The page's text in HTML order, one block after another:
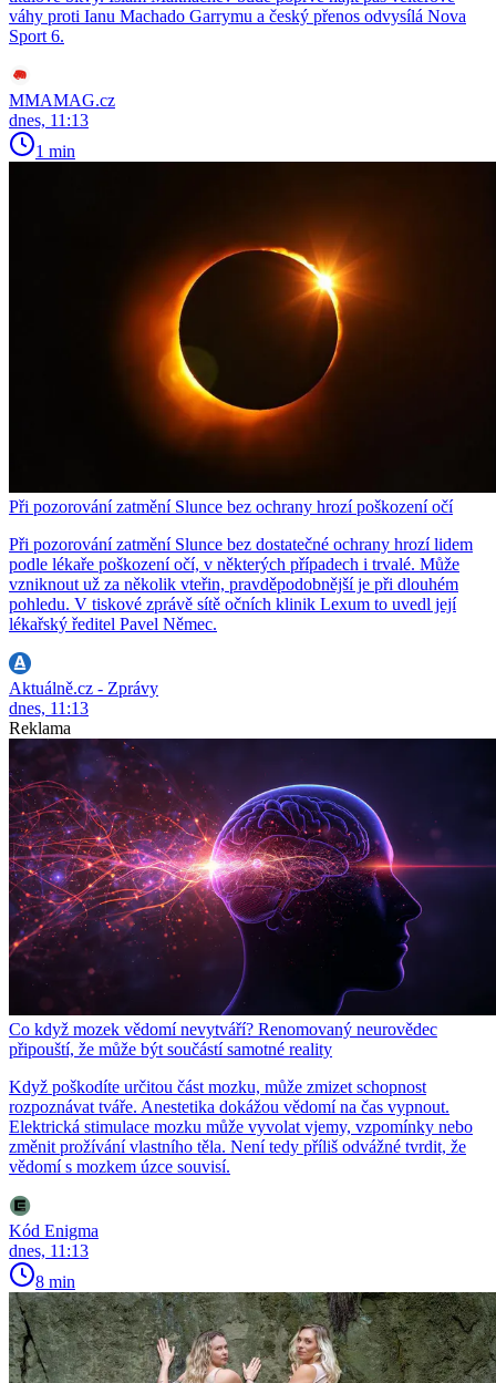
váhy proti Ianu Machado Garrymu a český přenos odvysílá Nova
Sport 6.
MMAMAG.cz
dnes, 11:13
1 min
Při pozorování zatmění Slunce bez ochrany hrozí poškození očí
Při pozorování zatmění Slunce bez dostatečné ochrany hrozí lidem
podle lékaře poškození očí, v některých případech i trvalé. Může
vzniknout už za několik vteřin, pravděpodobnější je při dlouhém
pohledu. V tiskové zprávě sítě očních klinik Lexum to uvedl její
lékařský ředitel Pavel Němec.
Aktuálně.cz - Zprávy
dnes, 11:13
Reklama
Co když mozek vědomí nevytváří? Renomovaný neurovědec
připouští, že může být součástí samotné reality
Když poškodíte určitou část mozku, může zmizet schopnost
rozpoznávat tváře. Anestetika dokážou vědomí na čas vypnout.
Elektrická stimulace mozku může vyvolat vjemy, vzpomínky nebo
změnit prožívání vlastního těla. Není tedy příliš odvážné tvrdit, že
vědomí s mozkem úzce souvisí.
Kód Enigma
dnes, 11:13
8 min